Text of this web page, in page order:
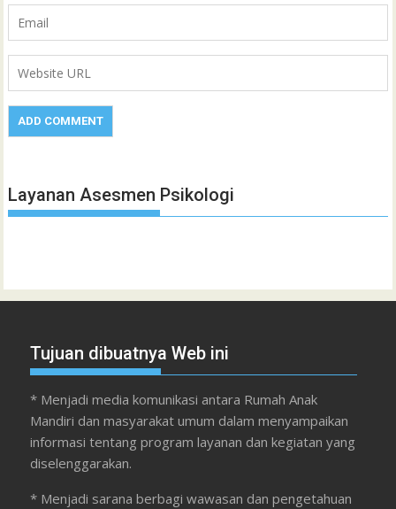
Layanan Asesmen Psikologi
Tujuan dibuatnya Web ini
* Menjadi media komunikasi antara Rumah Anak
Mandiri dan masyarakat umum dalam menyampaikan
informasi tentang program layanan dan kegiatan yang
diselenggarakan.
* Menjadi sarana berbagi wawasan dan pengetahuan